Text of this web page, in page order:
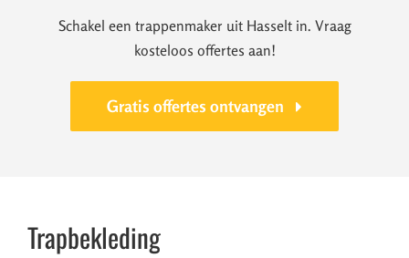
Schakel een trappenmaker uit Hasselt in. Vraag
kosteloos offertes aan!
Gratis offertes ontvangen
Trapbekleding